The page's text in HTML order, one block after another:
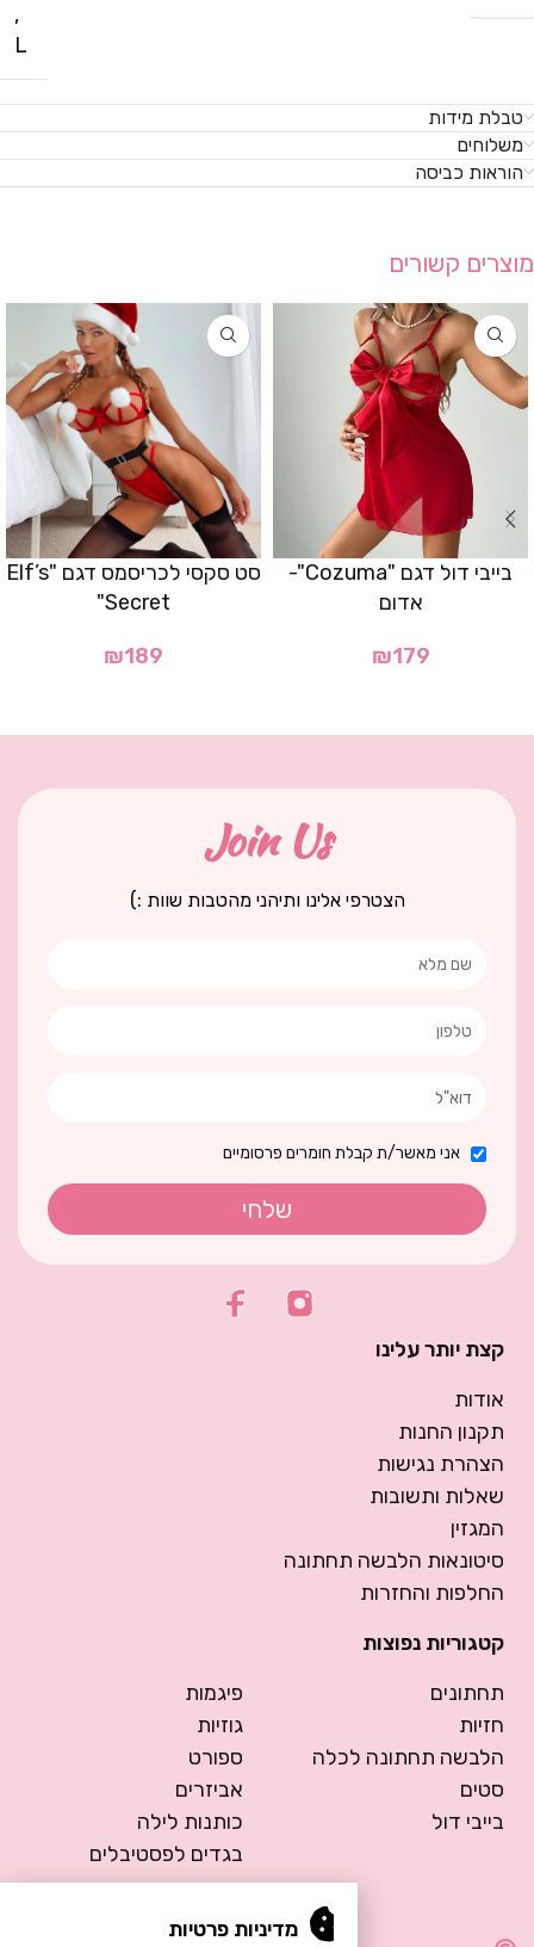
,
L
טבלת מידות
משלוחים
הוראות כביסה
מוצרים קשורים
בייבי דול דגם "Cozuma"-
אדום
₪179
סט סקסי לכריסמס דגם "Elf’s
Secret"
₪189
Join Us
הצטרפי אלינו ותיהני מהטבות שוות :)
אני מאשר/ת קבלת חומרים פרסומיים
שלחי
קצת יותר עלינו
אודות
תקנון החנות
הצהרת נגישות
שאלות ותשובות
המגזין
סיטונאות הלבשה תחתונה
החלפות והחזרות
קטגוריות נפוצות
תחתונים
חזיות
הלבשה תחתונה לכלה
סטים
בייבי דול
פיגמות
גוזיות
ספורט
אביזרים
כותנות לילה
בגדים לפסטיבלים
מדיניות פרטיות